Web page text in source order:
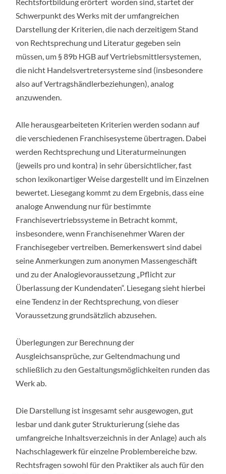
Schwerpunkt des Werks mit der umfangreichen
Darstellung der Kriterien, die nach derzeitigem Stand
von Rechtsprechung und Literatur gegeben sein
müssen, um § 89b HGB auf Vertriebsmittlersystemen,
die nicht Handelsvertretersysteme sind (insbesondere
also auf Vertragshändlerbeziehungen), analog
anzuwenden.
Alle herausgearbeiteten Kriterien werden sodann auf
die verschiedenen Franchisesysteme übertragen. Dabei
werden Rechtsprechung und Literaturmeinungen
(jeweils pro und kontra) in sehr übersichtlicher, fast
schon lexikonartiger Weise dargestellt und im Einzelnen
bewertet. Liesegang kommt zu dem Ergebnis, dass eine
analoge Anwendung nur für bestimmte
Franchisevertriebssysteme in Betracht kommt,
insbesondere, wenn Franchisenehmer Waren der
Franchisegeber vertreiben. Bemerkenswert sind dabei
seine Anmerkungen zum anonymen Massengeschäft
und zu der Analogievoraussetzung „Pflicht zur
Überlassung der Kundendaten“. Liesegang sieht hierbei
eine Tendenz in der Rechtsprechung, von dieser
Voraussetzung grundsätzlich abzusehen.
Überlegungen zur Berechnung der
Ausgleichsansprüche, zur Geltendmachung und
schließlich zu den Gestaltungsmöglichkeiten runden das
Werk ab.
Die Darstellung ist insgesamt sehr ausgewogen, gut
lesbar und dank guter Strukturierung (siehe das
umfangreiche Inhaltsverzeichnis in der Anlage) auch als
Nachschlagewerk für einzelne Problembereiche bzw.
Rechtsfragen sowohl für den Praktiker als auch für den